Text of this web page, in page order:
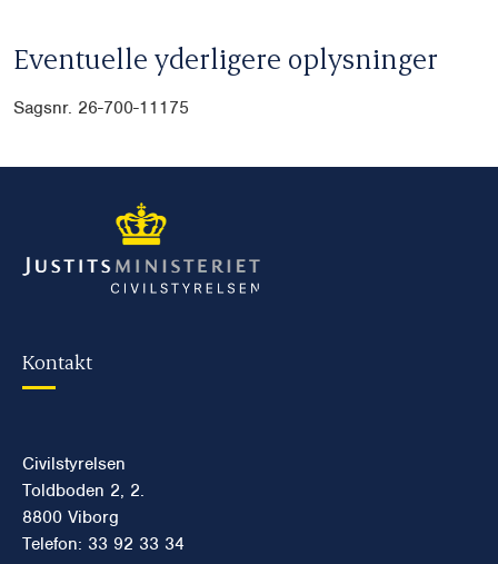
Eventuelle yderligere oplysninger
Sagsnr. 26-700-11175
Kontakt
Civilstyrelsen
Toldboden 2, 2.
8800 Viborg
Telefon: 33 92 33 34